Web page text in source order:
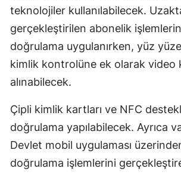
teknolojiler kullanılabilecek.
gerçekleştirilen abonelik
doğrulama uygulanırken, yüz
kimlik kontrolüne ek olarak video
alınabilecek.
Çipli kimlik kartları ve NFC
doğrulama yapılabilecek. Ayrıca
Devlet mobil uygulaması
doğrulama işlemlerini